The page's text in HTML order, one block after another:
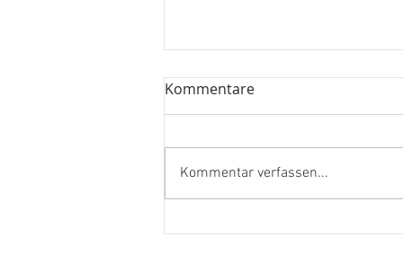
Kommentare
Kommentar verfassen...